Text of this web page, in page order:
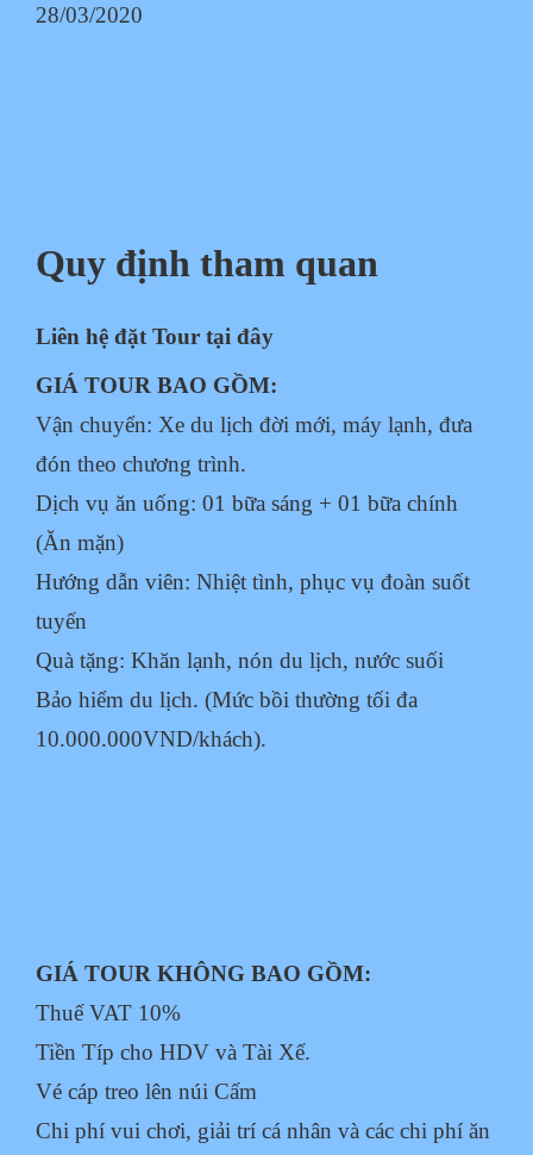
28/03/2020
Quy định tham quan
Liên hệ đặt Tour tại đây
GIÁ TOUR BAO GỒM:
Vận chuyển: Xe du lịch đời mới, máy lạnh, đưa
đón theo chương trình.
Dịch vụ ăn uống: 01 bữa sáng + 01 bữa chính
(Ăn mặn)
Hướng dẫn viên: Nhiệt tình, phục vụ đoàn suốt
tuyến
Quà tặng: Khăn lạnh, nón du lịch, nước suối
Bảo hiểm du lịch. (Mức bồi thường tối đa
10.000.000VND/khách).
GIÁ TOUR KHÔNG BAO GỒM:
Thuế VAT 10%
Tiền Típ cho HDV và Tài Xế.
Vé cáp treo lên núi Cấm
Chi phí vui chơi, giải trí cá nhân và các chi phí ăn